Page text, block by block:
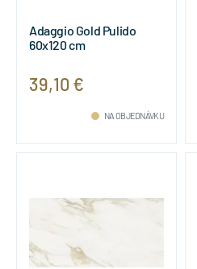
Adaggio Gold Pulido
60x120 cm
39,10 €
NA OBJEDNÁVKU